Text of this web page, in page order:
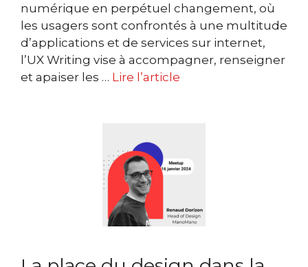
numérique en perpétuel changement, où
les usagers sont confrontés à une multitude
d’applications et de services sur internet,
l’UX Writing vise à accompagner, renseigner
et apaiser les … Lire l’article